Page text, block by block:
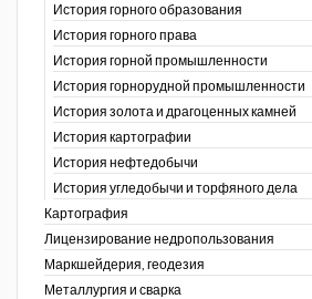
История горного образования
История горного права
История горной промышленности
История горнорудной промышленности
История золота и драгоценных камней
История картографии
История нефтедобычи
История угледобычи и торфяного дела
Картография
Лицензирование недропользования
Маркшейдерия, геодезия
Металлургия и сварка